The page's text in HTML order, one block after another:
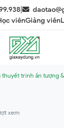
|
viênGiảng viên
thuyết trình ấn tượng
xem